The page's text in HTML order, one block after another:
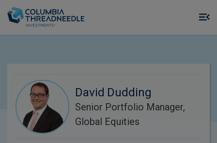
David Dudding
Senior Portfolio Manager,
Global Equities